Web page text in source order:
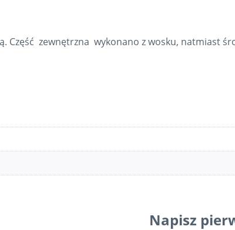
Część zewnętrzna wykonano z wosku, natmiast
Napisz